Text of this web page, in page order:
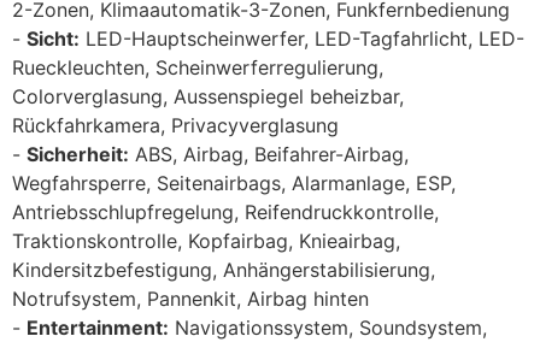
2-Zonen, Klimaautomatik-3-Zonen, Funkfernbedienung
Sicht: LED-Hauptscheinwerfer, LED-Tagfahrlicht, LED-
Rueckleuchten, Scheinwerferregulierung,
Colorverglasung, Aussenspiegel beheizbar,
Rückfahrkamera, Privacyverglasung
Sicherheit: ABS, Airbag, Beifahrer-Airbag,
Wegfahrsperre, Seitenairbags, Alarmanlage, ESP,
Antriebsschlupfregelung, Reifendruckkontrolle,
Traktionskontrolle, Kopfairbag, Knieairbag,
Kindersitzbefestigung, Anhängerstabilisierung,
Notrufsystem, Pannenkit, Airbag hinten
Entertainment: Navigationssystem, Soundsystem,